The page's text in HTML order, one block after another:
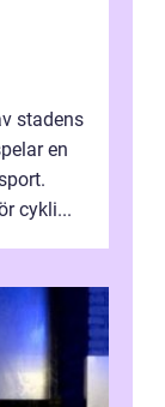
stadens
en
cykli...